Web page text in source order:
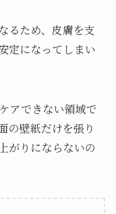
るため、皮膚を支
定になってしまい
アできない領域で
の壁紙だけを張り
がりにならないの